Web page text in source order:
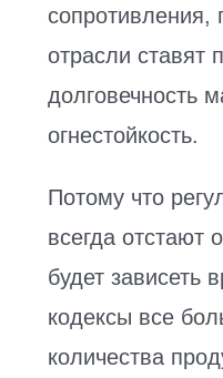
отрасли ставят
долговечность
огнестойкость.
Потому что
всегда отстают
будет зависеть
кодексы все
количества